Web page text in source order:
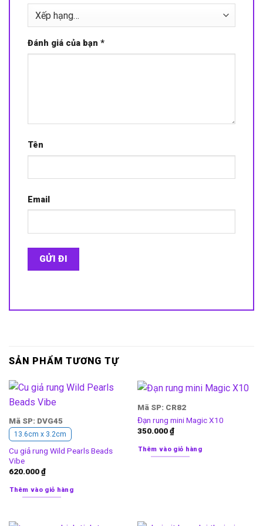
Đánh giá của bạn *
Tên
Email
SẢN PHẨM TƯƠNG TỰ
Mã SP: DVG45
13.6cm x 3.2cm
Cu giả rung Wild Pearls Beads
Vibe
620.000₫
Thêm vào giỏ hàng
Mã SP: CR82
Đạn rung mini Magic X10
350.000₫
Thêm vào giỏ hàng